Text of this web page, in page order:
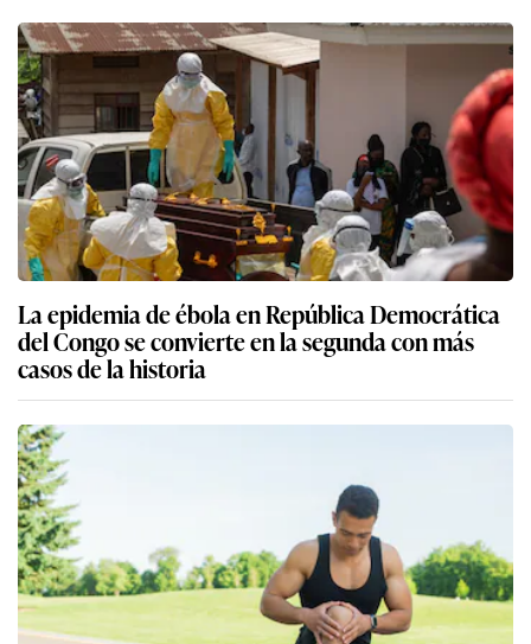
La epidemia de ébola en República Democrática
del Congo se convierte en la segunda con más
casos de la historia